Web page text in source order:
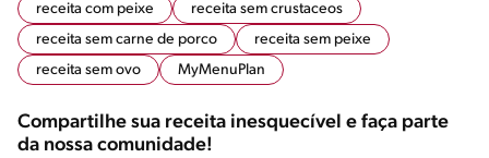
receita com peixe
receita sem crustaceos
receita sem carne de porco
receita sem peixe
receita sem ovo
MyMenuPlan
Compartilhe sua receita inesquecível e faça parte
da nossa comunidade!